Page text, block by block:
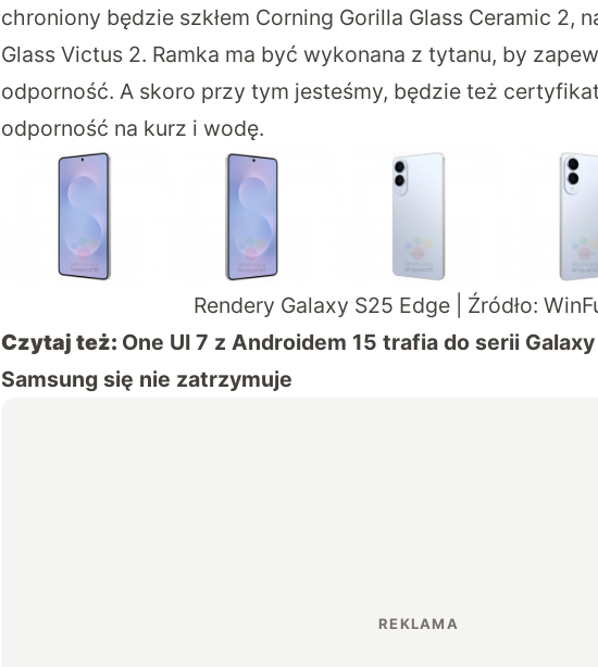
chroniony będzie szkłem Corning Gorilla Glass Ceramic 2,
Glass Victus 2. Ramka ma być wykonana z tytanu, by
odporność. A skoro przy tym jesteśmy, będzie też
odporność na kurz i wodę.
Rendery Galaxy S25 Edge | Źródło:
Czytaj też: One UI 7 z Androidem 15 trafia do serii
Samsung się nie zatrzymuje